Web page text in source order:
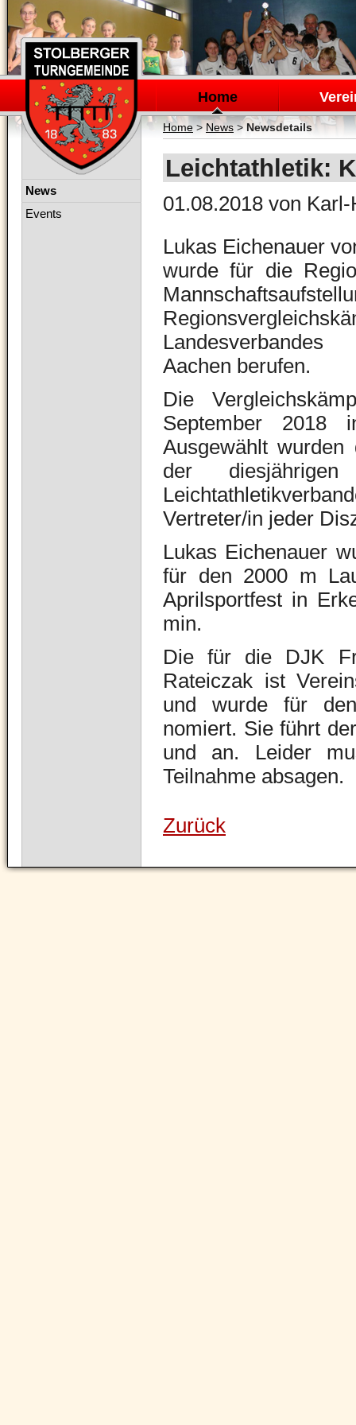
Navigation
überspringen
Home
Home> News>Newsdetails
Leichtathletik:
01.08.2018 von
Lukas Eichenauer
wurde für die
Aachen berufen.
Die
September 2018
Ausgewählt wurden
der
Vertreter/in jeder
Lukas Eichenauer
für den 2000 m
Aprilsportfest in
min.
Die für die DJK
Rateiczak ist
und wurde für
nomiert. Sie führt
und an. Leider
Teilnahme absagen.
Zurück
Navigation
News
Events
Navigation